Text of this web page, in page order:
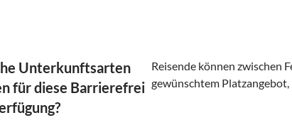
Unterkunftsarten
für diese Barrierefrei
Reisende können zwischen
gewünschtem